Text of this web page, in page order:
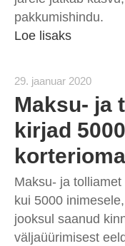
pakkumishindu.
Loe lisaks
29. jaanuar 2020
Maksu- ja
kirjad
Maksu- ja
kui 5000
jooksul saanud
väljaüürimisest